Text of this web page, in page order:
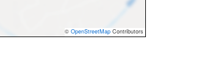
© OpenStreetMap Contributors